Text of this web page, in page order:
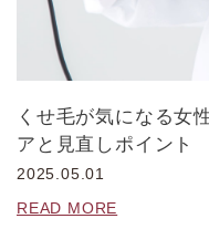
くせ毛が気になる女
アと見直しポイント
2025.05.01
READ MORE